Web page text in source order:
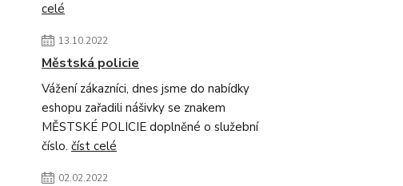
celé
13.10.2022
Městská policie
Vážení zákazníci, dnes jsme do nabídky
eshopu zařadili nášivky se znakem
MĚSTSKÉ POLICIE doplněné o služební
číslo. číst celé
02.02.2022